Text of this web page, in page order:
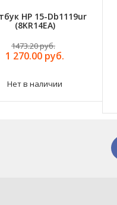
HP 15-Db1119ur
(8KR14EA)
1473.20 руб.
1 270.00 руб.
Нет в наличии